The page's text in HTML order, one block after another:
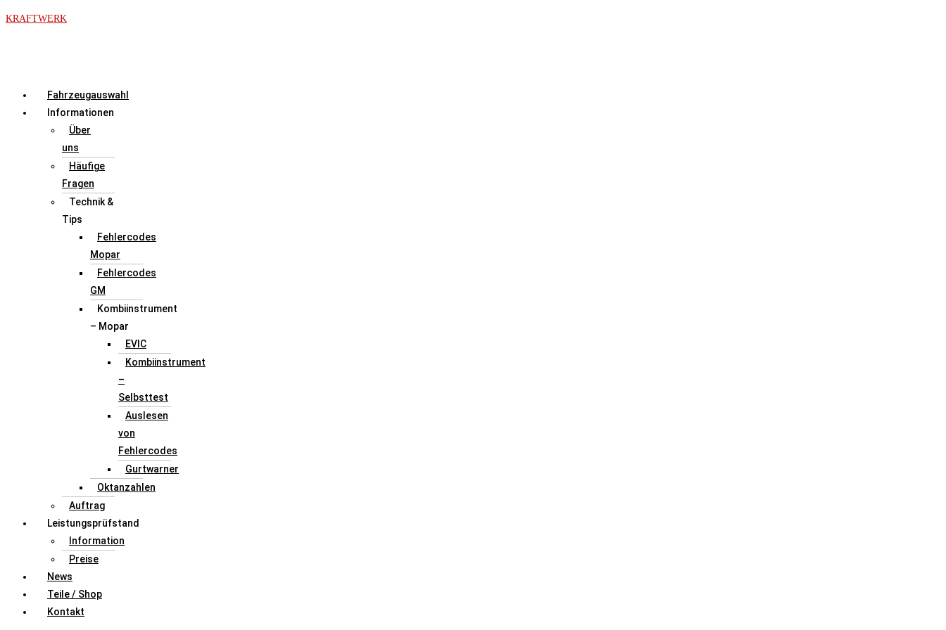
Zum
KRAFTWERK
Menü
Fahrzeugauswahl
Informationen
Über
uns
Häufige
Fragen
Technik &
Tips
Fehlercodes
Mopar
Fehlercodes
GM
Kombiinstrument
– Mopar
EVIC
Kombiinstrument
–
Selbsttest
Auslesen
von
Fehlercodes
Gurtwarner
Oktanzahlen
Auftrag
Leistungsprüfstand
Information
Preise
News
Teile / Shop
Kontakt